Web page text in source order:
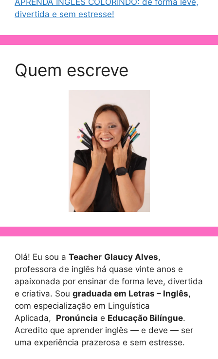
divertida e sem estresse!
Quem escreve
Olá! Eu sou a Teacher Glaucy Alves,
professora de inglês há quase vinte anos e
apaixonada por ensinar de forma leve, divertida
e criativa. Sou graduada em Letras – Inglês,
com especialização em Linguística
Aplicada, Pronúncia e Educação Bilíngue.
Acredito que aprender inglês — e deve — ser
uma experiência prazerosa e sem estresse.